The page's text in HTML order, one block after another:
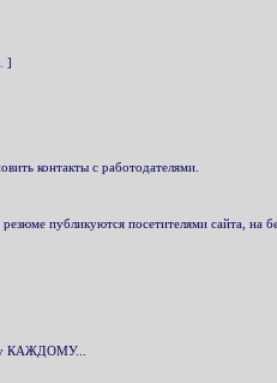
]
контакты с работодателями.
публикуются посетителями сайта, на
КАЖДОМУ...